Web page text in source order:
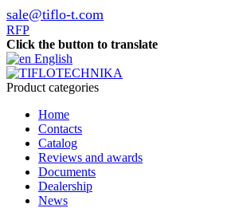
sale@tiflo-t.com
RFP
Click the button to translate
English
Product categories
Home
Contacts
Catalog
Reviews and awards
Documents
Dealership
News